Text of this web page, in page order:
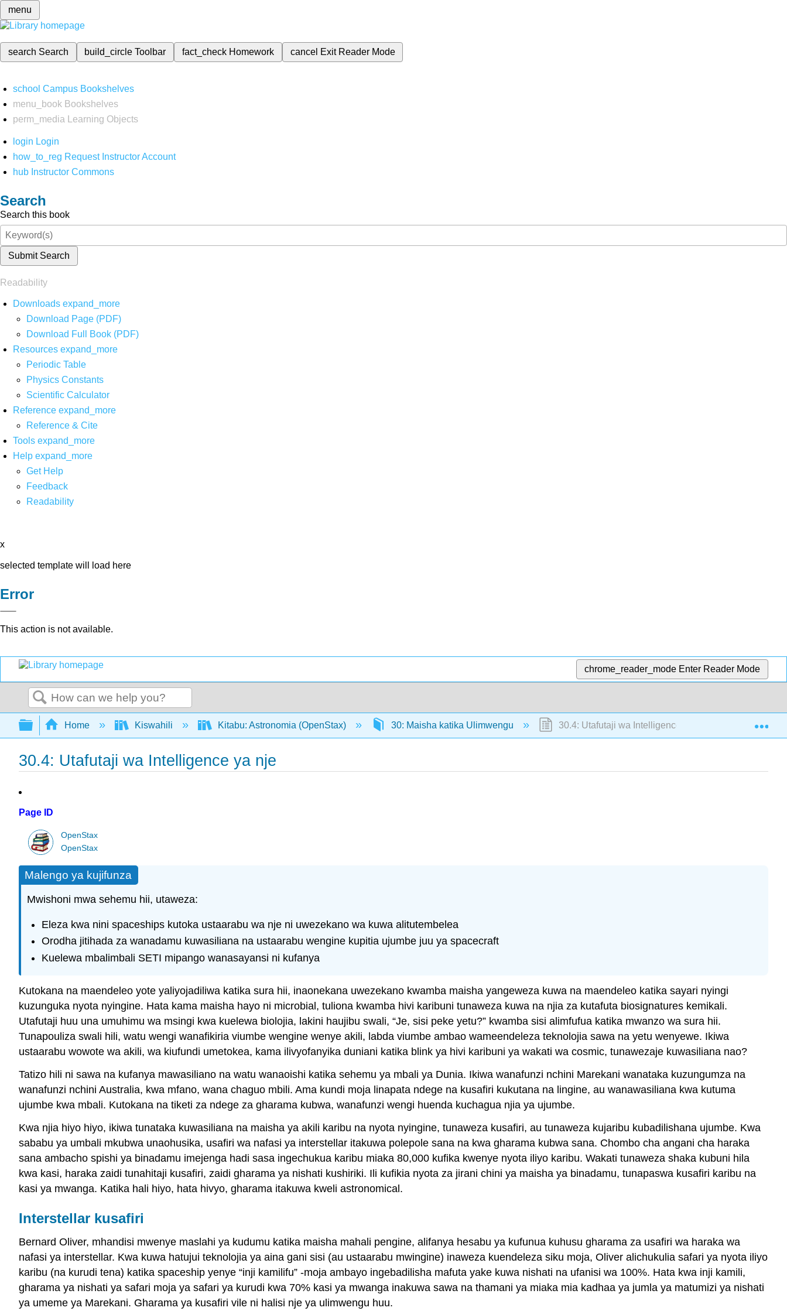
menu
search Search build_circleToolbar fact_check Homework cancel Exit Reader Mode
school Campus Bookshelves
menu_book Bookshelves
perm_media
Learning Objects
login Login
how_to_reg Request Instructor Account
hub Instructor Commons
Search
Search this book
Submit Search
Readability
Downloads expand_more
Download Page (PDF)
Download Full Book (PDF)
Resources expand_more
Periodic Table
Physics Constants
Scientific Calculator
Reference expand_more
Reference & Cite
Tools expand_more
Help expand_more
Get Help
Feedback
Readability
x
selected template will load here
Error
This action is not available.
chrome_reader_mode Enter Reader Mode
Search
Expand/collapse global hierarchy
Home Kiswahili Kitabu: Astronomia (OpenStax) 30: Maisha katika Ulimwengu 30.4: Utafutaji wa Intelligence ya nje
30.4: Utafutaji wa Intelligence ya nje
Page ID
OpenStax
OpenStax
Malengo ya kujifunza
Mwishoni mwa sehemu hii, utaweza:
Eleza kwa nini spaceships kutoka ustaarabu wa nje ni uwezekano wa kuwa alitutembelea
Orodha jitihada za wanadamu kuwasiliana na ustaarabu wengine kupitia ujumbe juu ya spacecraft
Kuelewa mbalimbali SETI mipango wanasayansi ni kufanya
Kutokana na maendeleo yote yaliyojadiliwa katika sura hii, inaonekana uwezekano kwamba maisha yangeweza kuwa na maendeleo katika sayari nyingi
kuzunguka nyota nyingine. Hata kama maisha hayo ni microbial, tuliona kwamba hivi karibuni tunaweza kuwa na njia za kutafuta biosignatures kemikali.
Utafutaji huu una umuhimu wa msingi kwa kuelewa biolojia, lakini haujibu swali, “Je, sisi peke yetu?” kwamba sisi alimfufua katika mwanzo wa sura hii.
Tunapouliza swali hili, watu wengi wanafikiria viumbe wengine wenye akili, labda viumbe ambao wameendeleza teknolojia sawa na yetu wenyewe. Ikiwa
ustaarabu wowote wa akili, wa kiufundi umetokea, kama ilivyofanyika duniani katika blink ya hivi karibuni ya wakati wa cosmic, tunawezaje kuwasiliana nao?
Tatizo hili ni sawa na kufanya mawasiliano na watu wanaoishi katika sehemu ya mbali ya Dunia. Ikiwa wanafunzi nchini Marekani wanataka kuzungumza na
wanafunzi nchini Australia, kwa mfano, wana chaguo mbili. Ama kundi moja linapata ndege na kusafiri kukutana na lingine, au wanawasiliana kwa kutuma
ujumbe kwa mbali. Kutokana na tiketi za ndege za gharama kubwa, wanafunzi wengi huenda kuchagua njia ya ujumbe.
Kwa njia hiyo hiyo, ikiwa tunataka kuwasiliana na maisha ya akili karibu na nyota nyingine, tunaweza kusafiri, au tunaweza kujaribu kubadilishana ujumbe. Kwa
sababu ya umbali mkubwa unaohusika, usafiri wa nafasi ya interstellar itakuwa polepole sana na kwa gharama kubwa sana. Chombo cha angani cha haraka
sana ambacho spishi ya binadamu imejenga hadi sasa ingechukua karibu miaka 80,000 kufika kwenye nyota iliyo karibu. Wakati tunaweza shaka kubuni hila
kwa kasi, haraka zaidi tunahitaji kusafiri, zaidi gharama ya nishati kushiriki. Ili kufikia nyota za jirani chini ya maisha ya binadamu, tunapaswa kusafiri karibu na
kasi ya mwanga. Katika hali hiyo, hata hivyo, gharama itakuwa kweli astronomical.
Interstellar kusafiri
Bernard Oliver, mhandisi mwenye maslahi ya kudumu katika maisha mahali pengine, alifanya hesabu ya kufunua kuhusu gharama za usafiri wa haraka wa
nafasi ya interstellar. Kwa kuwa hatujui teknolojia ya aina gani sisi (au ustaarabu mwingine) inaweza kuendeleza siku moja, Oliver alichukulia safari ya nyota iliyo
karibu (na kurudi tena) katika spaceship yenye “inji kamilifu” -moja ambayo ingebadilisha mafuta yake kuwa nishati na ufanisi wa 100%. Hata kwa inji kamili,
gharama ya nishati ya safari moja ya safari ya kurudi kwa 70% kasi ya mwanga inakuwa sawa na thamani ya miaka mia kadhaa ya jumla ya matumizi ya nishati
ya umeme ya Marekani. Gharama ya kusafiri vile ni halisi nje ya ulimwengu huu.